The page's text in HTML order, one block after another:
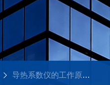
导热系数仪的工作原理与应用概述